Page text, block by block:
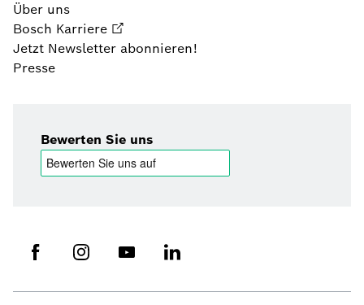
Über uns
Bosch Karriere
Jetzt Newsletter abonnieren!
Presse
Bewerten Sie uns